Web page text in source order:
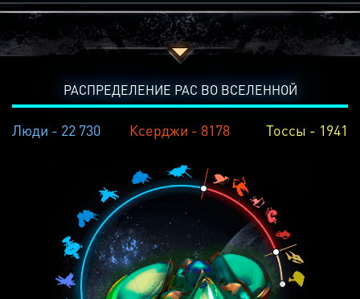
РАСПРЕДЕЛЕНИЕ РАС ВО ВСЕЛЕННОЙ
Люди - 22 730 Ксерджи - 8178 Тоссы - 1941